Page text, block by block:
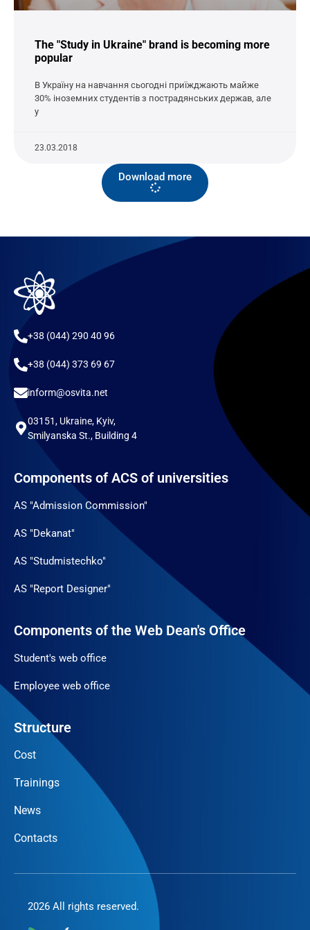
The "Study in Ukraine" brand is becoming more
popular
В Україну на навчання сьогодні приїжджають майже
30% іноземних студентів з пострадянських держав, але
у
23.03.2018
Download more
+38 (044) 290 40 96
+38 (044) 373 69 67
inform@osvita.net
03151, Ukraine, Kyiv,
Smilyanska St., Building 4
Components of ACS of universities
AS "Admission Commission"
AS "Dekanat"
AS "Studmistechko"
AS "Report Designer"
Components of the Web Dean's Office
Student's web office
Employee web office
Structure
Cost
Trainings
News
Contacts
2026 All rights reserved.